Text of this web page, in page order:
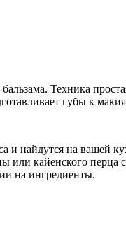
Техника
губы к
и найдутся на вашей
кайенского
на ингредиенты.